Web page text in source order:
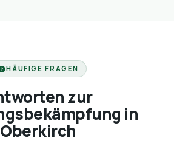
HÄUFIGE FRAGEN
zur
in
Oberkirch